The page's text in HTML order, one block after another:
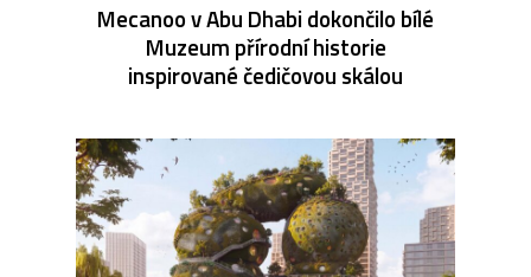
Mecanoo v Abu Dhabi dokončilo bílé
Muzeum přírodní historie
inspirované čedičovou skálou